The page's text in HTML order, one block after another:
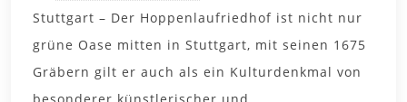
Stuttgart – Der Hoppenlaufriedhof ist nicht nur
grüne Oase mitten in Stuttgart, mit seinen 1675
Gräbern gilt er auch als ein Kulturdenkmal von